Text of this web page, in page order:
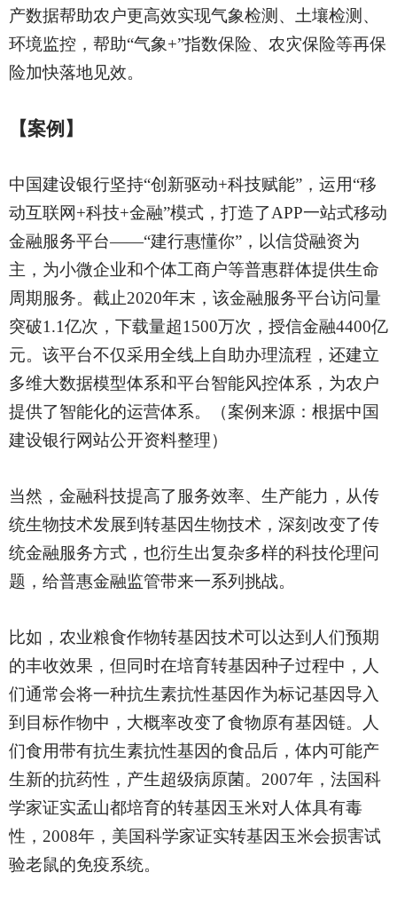
产数据帮助农户更高效实现气象检测、土壤检测、
环境监控，帮助“气象+”指数保险、农灾保险等再保
险加快落地见效。
【案例】
中国建设银行坚持“创新驱动+科技赋能”，运用“移
动互联网+科技+金融”模式，打造了APP一站式移动
金融服务平台——“建行惠懂你”，以信贷融资为
主，为小微企业和个体工商户等普惠群体提供生命
周期服务。截止2020年末，该金融服务平台访问量
突破1.1亿次，下载量超1500万次，授信金融4400亿
元。该平台不仅采用全线上自助办理流程，还建立
多维大数据模型体系和平台智能风控体系，为农户
提供了智能化的运营体系。（案例来源：根据中国
建设银行网站公开资料整理）
当然，金融科技提高了服务效率、生产能力，从传
统生物技术发展到转基因生物技术，深刻改变了传
统金融服务方式，也衍生出复杂多样的科技伦理问
题，给普惠金融监管带来一系列挑战。
比如，农业粮食作物转基因技术可以达到人们预期
的丰收效果，但同时在培育转基因种子过程中，人
们通常会将一种抗生素抗性基因作为标记基因导入
到目标作物中，大概率改变了食物原有基因链。人
们食用带有抗生素抗性基因的食品后，体内可能产
生新的抗药性，产生超级病原菌。 2007年，法国科
学家证实孟山都培育的转基因玉米对人体具有毒
性，2008年，美国科学家证实转基因玉米会损害试
验老鼠的免疫系统。